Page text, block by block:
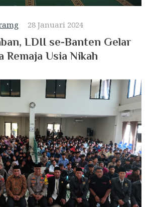
28 Januari 2024
LDII se-Banten Gelar
Remaja Usia Nikah